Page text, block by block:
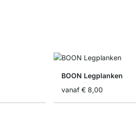
BOON Legplanken
vanaf € 8,00